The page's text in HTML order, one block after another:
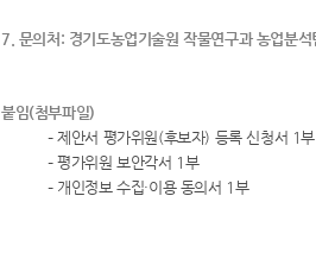
7. 문의처: 경기도농업기술원 작물연구과 농업분
붙임(첨부파일)
– 제안서 평가위원(후보자) 등록 신청서 1부
– 평가위원 보안각서 1부
– 개인정보 수집·이용 동의서 1부